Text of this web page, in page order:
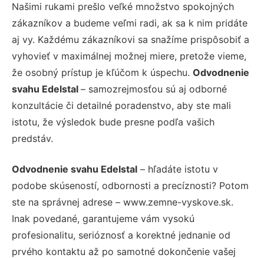
Našimi rukami prešlo veľké množstvo spokojných
zákazníkov a budeme veľmi radi, ak sa k nim pridáte
aj vy. Každému zákazníkovi sa snažíme prispôsobiť a
vyhovieť v maximálnej možnej miere, pretože vieme,
že osobný prístup je kľúčom k úspechu. Odvodnenie
svahu Edelstal – samozrejmosťou sú aj odborné
konzultácie či detailné poradenstvo, aby ste mali
istotu, že výsledok bude presne podľa vašich
predstáv.
Odvodnenie svahu Edelstal – hľadáte istotu v
podobe skúseností, odbornosti a precíznosti? Potom
ste na správnej adrese – www.zemne-vyskove.sk.
Inak povedané, garantujeme vám vysokú
profesionalitu, serióznosť a korektné jednanie od
prvého kontaktu až po samotné dokončenie vašej